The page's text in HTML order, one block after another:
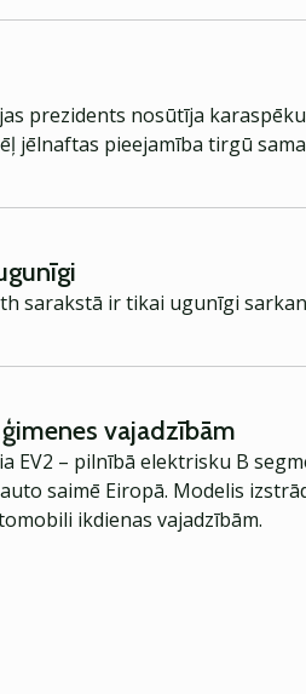
prezidents nosūtīja
jēlnaftas pieejamība tirgū
sarakstā ir tikai ugunīgi
vajadzībām
EV2 – pilnībā elektrisku B
saimē Eiropā. Modelis
ikdienas vajadzībām.